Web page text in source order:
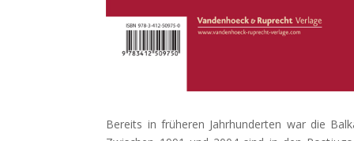
Bereits in früheren Jahrhunderten war die